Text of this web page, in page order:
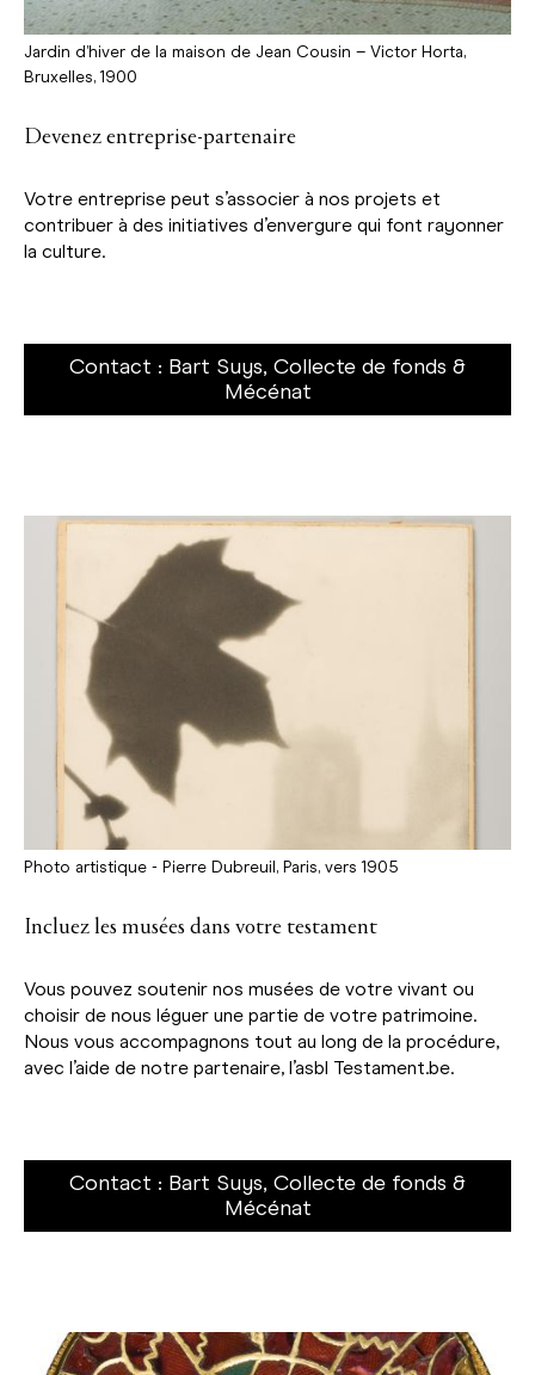
Devenez entreprise-partenaire
Votre entreprise peut s’associer à nos projets et
contribuer à des initiatives d’envergure qui font rayonner
la culture.
Contact : Bart Suys, Collecte de fonds &
Mécénat
Jardin d’hiver de la maison de Jean Cousin – Victor Horta,
Bruxelles, 1900
Incluez les musées dans votre testament
Vous pouvez soutenir nos musées de votre vivant ou
choisir de nous léguer une partie de votre patrimoine.
Nous vous accompagnons tout au long de la procédure,
avec l’aide de notre partenaire, l’asbl Testament.be.
Contact : Bart Suys, Collecte de fonds &
Mécénat
Photo artistique - Pierre Dubreuil, Paris, vers 1905